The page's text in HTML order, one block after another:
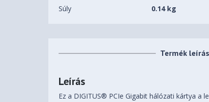
Súly 0.14 kg
Termék leírás
Leírás
Ez a DIGITUS® PCIe Gigabit hálózati kártya a